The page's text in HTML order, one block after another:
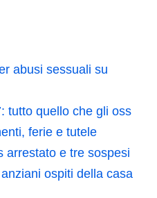
abusi sessuali su
tutto quello che gli oss
ferie e tutele
arrestato e tre sospesi
ospiti della casa